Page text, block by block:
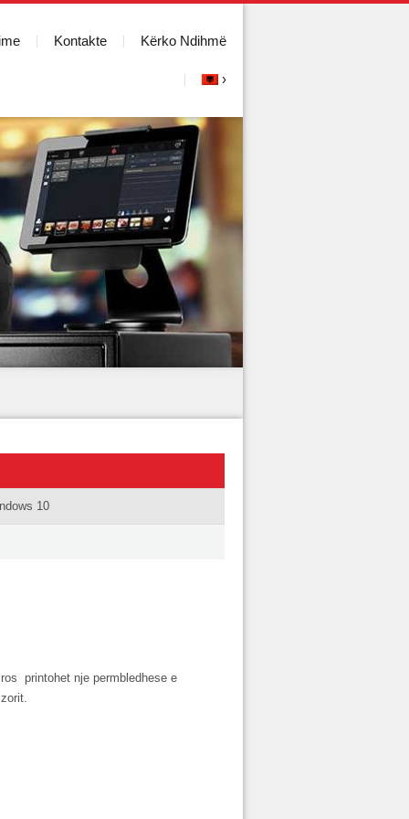
Kontakte Kërko Ndihmë
10
printohet nje permbledhese e